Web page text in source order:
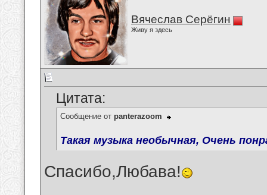
Вячеслав Серёгин
Живу я здесь
Цитата:
Сообщение от panterazoom
Такая музыка необычная, Очень
Спасибо,Любава!